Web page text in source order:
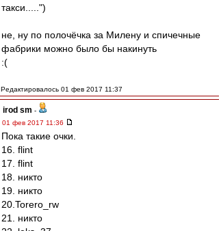
такси.....")
не, ну по полочёчка за Милену и спичечные
фабрики можно было бы накинуть
:(
Редактировалось 01 фев 2017 11:37
irod sm -
01 фев 2017 11:36
Пока такие очки.
16. flint
17. flint
18. никто
19. никто
20.Torero_rw
21. никто